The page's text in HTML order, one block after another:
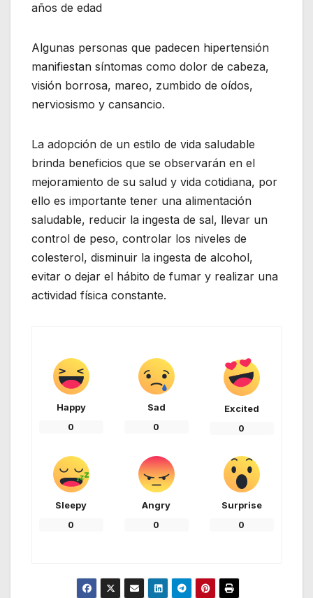
años de edad
Algunas personas que padecen hipertensión
manifiestan síntomas como dolor de cabeza,
visión borrosa, mareo, zumbido de oídos,
nerviosismo y cansancio.
La adopción de un estilo de vida saludable
brinda beneficios que se observarán en el
mejoramiento de su salud y vida cotidiana, por
ello es importante tener una alimentación
saludable, reducir la ingesta de sal, llevar un
control de peso, controlar los niveles de
colesterol, disminuir la ingesta de alcohol,
evitar o dejar el hábito de fumar y realizar una
actividad física constante.
Happy
0
Sad
0
Excited
0
Sleepy
0
Angry
0
Surprise
0